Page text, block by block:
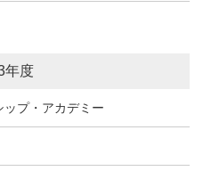
年度
プ・アカデミー